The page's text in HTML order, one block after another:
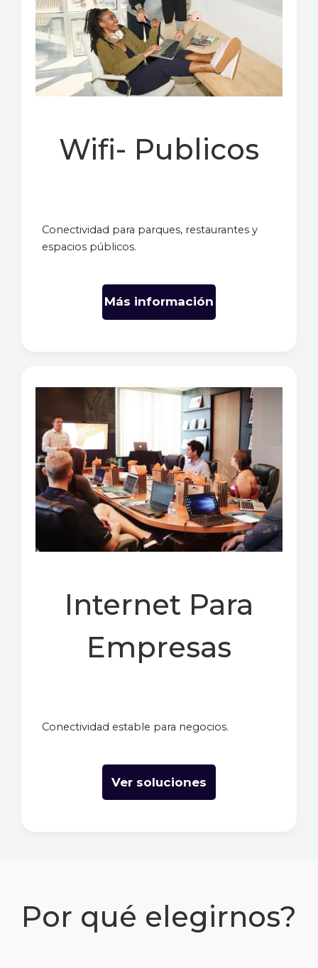
Wifi- Publicos
Conectividad para parques, restaurantes y
espacios públicos.
Más información
Internet Para
Empresas
Conectividad estable para negocios.
Ver soluciones
Por qué elegirnos?